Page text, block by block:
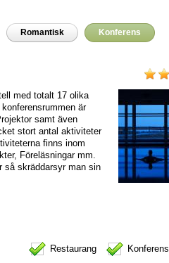
Romantisk Konferens
med totalt 17 olika
är
samt även
stort antal aktiviteter
finns inom
Föreläsningar mm.
så skräddarsyr man sin
Restaurang
Konferens